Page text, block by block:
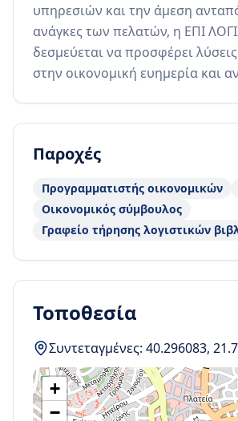
υπηρεσιών και την άμεση
ανάγκες των πελατών, η ΕΠΙ
δεσμεύεται να προσφέρει
στην οικονομική ευημερία και
Παροχές
Προγραμματιστής οικονομικών
Οικονομικός σύμβουλος
Γραφείο τήρησης λογιστικών
Τοποθεσία
Συντεταγμένες: 40.296083,
+
−